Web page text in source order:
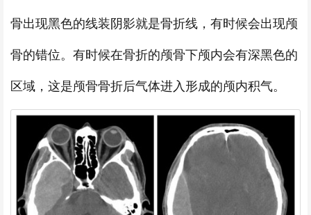
骨出现黑色的线装阴影就是骨折线，有时候会出现颅
骨的错位。有时候在骨折的颅骨下颅内会有深黑色的
区域，这是颅骨骨折后气体进入形成的颅内积气。